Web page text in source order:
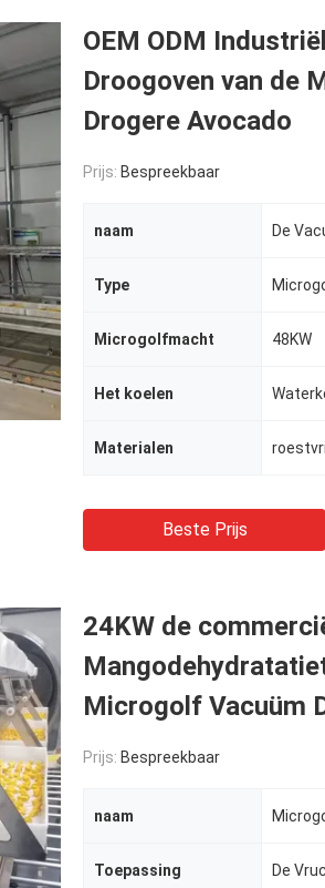
OEM ODM
Droogoven van de
Drogere Avocado
Prijs: Bespreekbaar
naam De
Type
Microgolfmacht 48KW
Het koelen
Materialen
Beste Prijs
24KW de
Microgolf Vacuüm
Prijs: Bespreekbaar
naam
Toepassing De